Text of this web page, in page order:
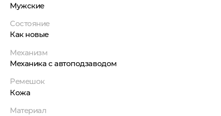
Мужские
Состояние
Как новые
Механизм
Механика с автоподзаводом
Ремешок
Кожа
Материал